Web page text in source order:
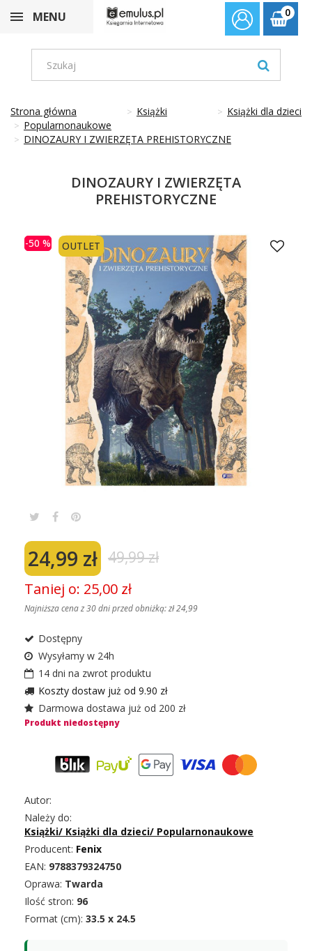
0
MENU
Strona główna Książki
Książki dla dzieci
Popularnonaukowe
DINOZAURY I ZWIERZĘTA PREHISTORYCZNE
DINOZAURY I ZWIERZĘTA
PREHISTORYCZNE
-50 % OUTLET
Autor:
Należy do:
Książki/ Książki dla dzieci/ Popularnonaukowe
Producent: Fenix
EAN: 9788379324750
Oprawa: Twarda
Ilość stron: 96
Format (cm): 33.5 x 24.5
24,99 zł 49,99 zł
Taniej o: 25,00 zł
Najniższa cena z 30 dni przed obniżką:zł 24,99
Dostępny
Wysyłamy w 24h
14 dni na zwrot produktu
Koszty dostaw już od 9.90 zł
Darmowa dostawa już od 200 zł
Produkt niedostępny